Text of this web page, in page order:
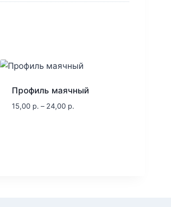
Профиль маячный
15,00 р. – 24,00 р.